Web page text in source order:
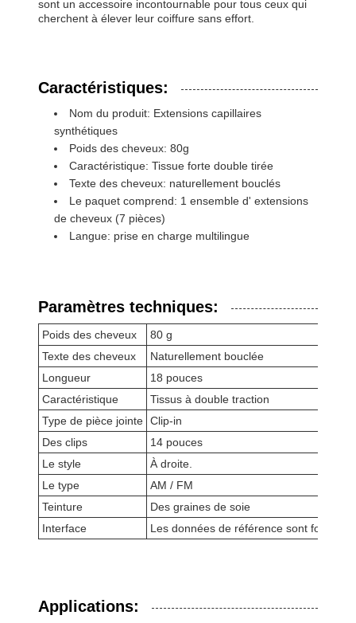
sont un accessoire incontournable pour tous ceux qui
cherchent à élever leur coiffure sans effort.
Caractéristiques:
Nom du produit: Extensions capillaires
synthétiques
Poids des cheveux: 80g
Caractéristique: Tissue forte double tirée
Texte des cheveux: naturellement bouclés
Le paquet comprend: 1 ensemble d' extensions
de cheveux (7 pièces)
Langue: prise en charge multilingue
Paramètres techniques:
Poids des cheveux
80 g
Texte des cheveux
Naturellement bouclée
Longueur
18 pouces
Caractéristique
Tissus à double traction
Type de pièce jointe Clip-in
Des clips
14 pouces
Le style
À droite.
Le type
AM / FM
Teinture
Des graines de soie
Interface
Les données de référence sont fournies
Applications: